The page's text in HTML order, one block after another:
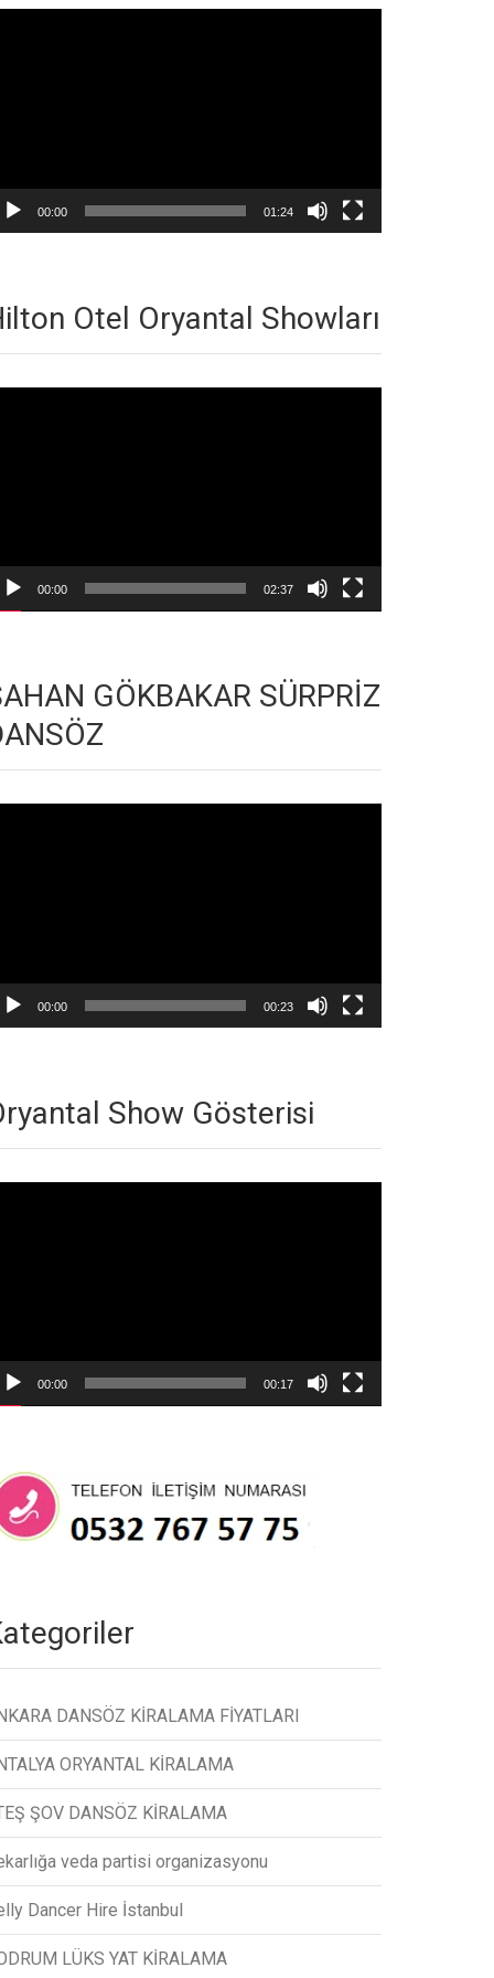
00:00 01:24
Otel Oryantal Showları
00:00 02:37
GÖKBAKAR SÜRPRİZ
00:00 00:23
Show Gösterisi
00:00 00:17
DANSÖZ KİRALAMA FİYATLARI
ORYANTAL KİRALAMA
ŞOV DANSÖZ KİRALAMA
veda partisi organizasyonu
Dancer Hire İstanbul
LÜKS YAT KİRALAMA